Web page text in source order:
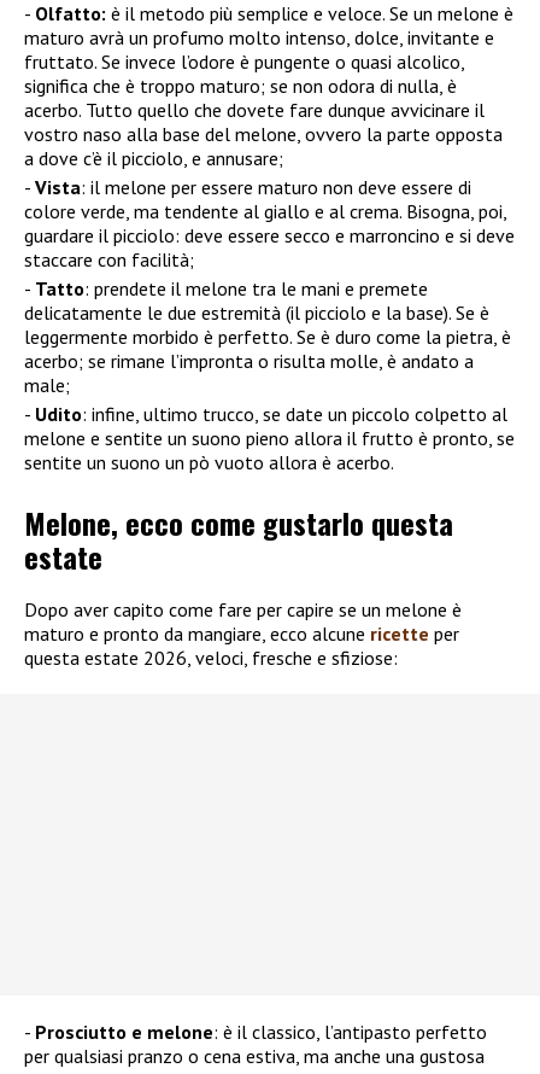
Olfatto: è il metodo più semplice e veloce. Se un melone è
maturo avrà un profumo molto intenso, dolce, invitante e
fruttato. Se invece l’odore è pungente o quasi alcolico,
significa che è troppo maturo; se non odora di nulla, è
acerbo. Tutto quello che dovete fare dunque avvicinare il
vostro naso alla base del melone, ovvero la parte opposta
a dove c’è il picciolo, e annusare;
Vista: il melone per essere maturo non deve essere di
colore verde, ma tendente al giallo e al crema. Bisogna, poi,
guardare il picciolo: deve essere secco e marroncino e si deve
staccare con facilità;
Tatto: prendete il melone tra le mani e premete
delicatamente le due estremità (il picciolo e la base). Se è
leggermente morbido è perfetto. Se è duro come la pietra, è
acerbo; se rimane l’impronta o risulta molle, è andato a
male;
Udito: infine, ultimo trucco, se date un piccolo colpetto al
melone e sentite un suono pieno allora il frutto è pronto, se
sentite un suono un pò vuoto allora è acerbo.
Melone, ecco come gustarlo questa
estate
Dopo aver capito come fare per capire se un melone è
maturo e pronto da mangiare, ecco alcune ricette per
questa estate 2026, veloci, fresche e sfiziose:
Prosciutto e melone: è il classico, l’antipasto perfetto
per qualsiasi pranzo o cena estiva, ma anche una gustosa